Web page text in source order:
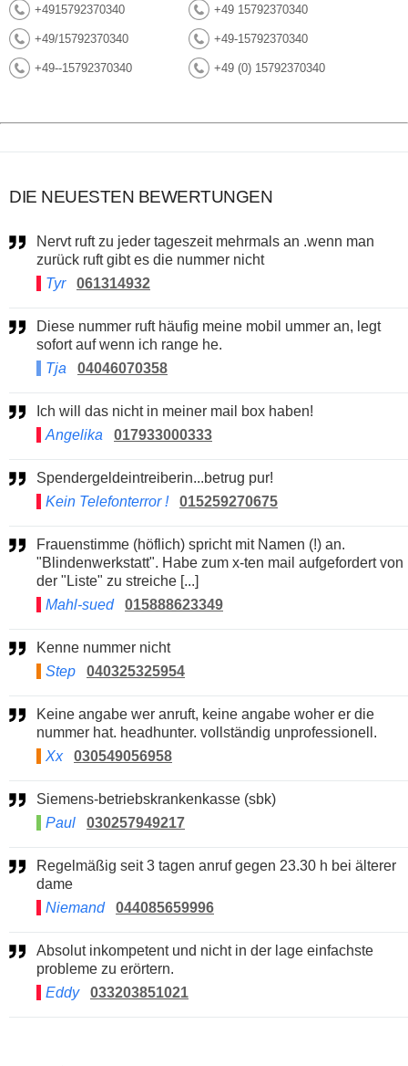
+4915792370340 +49 15792370340
+49/15792370340 +49-15792370340
+49--15792370340 +49 (0) 15792370340
DIE NEUESTEN BEWERTUNGEN
Nervt ruft zu jeder tageszeit mehrmals an .wenn man
zurück ruft gibt es die nummer nicht
Tyr
061314932
Diese nummer ruft häufig meine mobil ummer an, legt
sofort auf wenn ich range he.
Tja
04046070358
Ich will das nicht in meiner mail box haben!
Angelika
017933000333
Spendergeldeintreiberin...betrug pur!
Kein Telefonterror !
015259270675
Frauenstimme (höflich) spricht mit Namen (!) an.
"Blindenwerkstatt". Habe zum x-ten mail aufgefordert von
der "Liste" zu streiche [...]
Mahl-sued
015888623349
Kenne nummer nicht
Step
040325325954
Keine angabe wer anruft, keine angabe woher er die
nummer hat. headhunter. vollständig unprofessionell.
Xx
030549056958
Siemens-betriebskrankenkasse (sbk)
Paul
030257949217
Regelmäßig seit 3 tagen anruf gegen 23.30 h bei älterer
dame
Niemand
044085659996
Absolut inkompetent und nicht in der lage einfachste
probleme zu erörtern.
Eddy
033203851021